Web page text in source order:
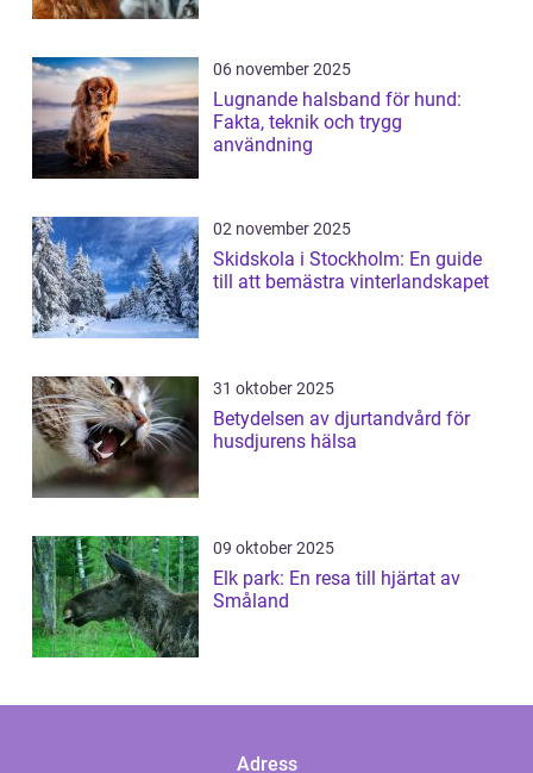
06 november 2025
Lugnande halsband för hund:
Fakta, teknik och trygg
användning
02 november 2025
Skidskola i Stockholm: En guide
till att bemästra vinterlandskapet
31 oktober 2025
Betydelsen av djurtandvård för
husdjurens hälsa
09 oktober 2025
Elk park: En resa till hjärtat av
Småland
Adress